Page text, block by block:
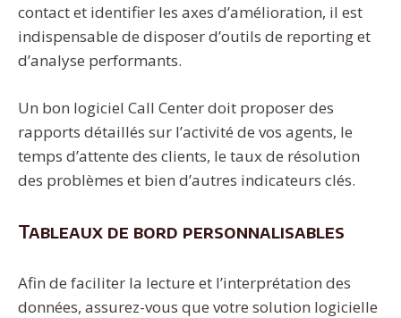
contact et identifier les axes d’amélioration, il est
indispensable de disposer d’outils de reporting et
d’analyse performants.
Un bon logiciel Call Center doit proposer des
rapports détaillés sur l’activité de vos agents, le
temps d’attente des clients, le taux de résolution
des problèmes et bien d’autres indicateurs clés.
Tableaux de bord personnalisables
Afin de faciliter la lecture et l’interprétation des
données, assurez-vous que votre solution logicielle